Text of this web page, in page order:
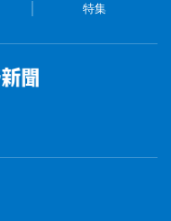
特集